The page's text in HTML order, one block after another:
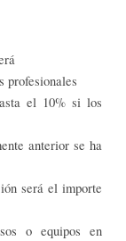
profesionales
el 10% si los
anterior se ha
será el importe
o equipos en